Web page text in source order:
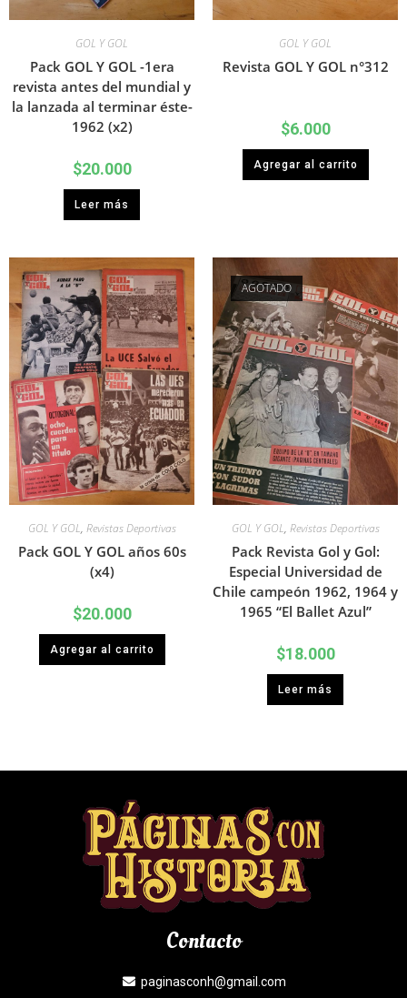
GOL Y GOL
Pack GOL Y GOL -1era
revista antes del mundial y
la lanzada al terminar éste-
1962 (x2)
$20.000
Leer más
GOL Y GOL
Revista GOL Y GOL n°312
$6.000
Agregar al carrito
GOL Y GOL, Revistas Deportivas
Pack GOL Y GOL años 60s
(x4)
$20.000
Agregar al carrito
AGOTADO
GOL Y GOL, Revistas Deportivas
Pack Revista Gol y Gol:
Especial Universidad de
Chile campeón 1962, 1964 y
1965 “El Ballet Azul”
$18.000
Leer más
Contacto
paginasconh@gmail.com